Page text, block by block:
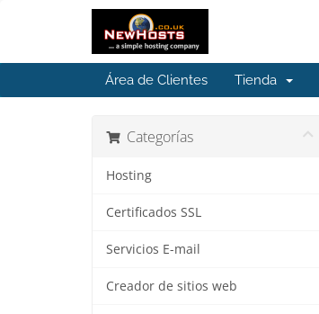
Área de Clientes Tienda
Categorías
Hosting
Certificados SSL
Servicios E-mail
Creador de sitios web